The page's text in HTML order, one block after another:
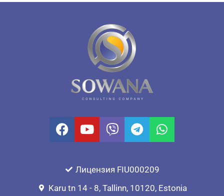
Лицензия FIU000209
Karu tn 14 - 8, Tallinn, 10120, Estonia